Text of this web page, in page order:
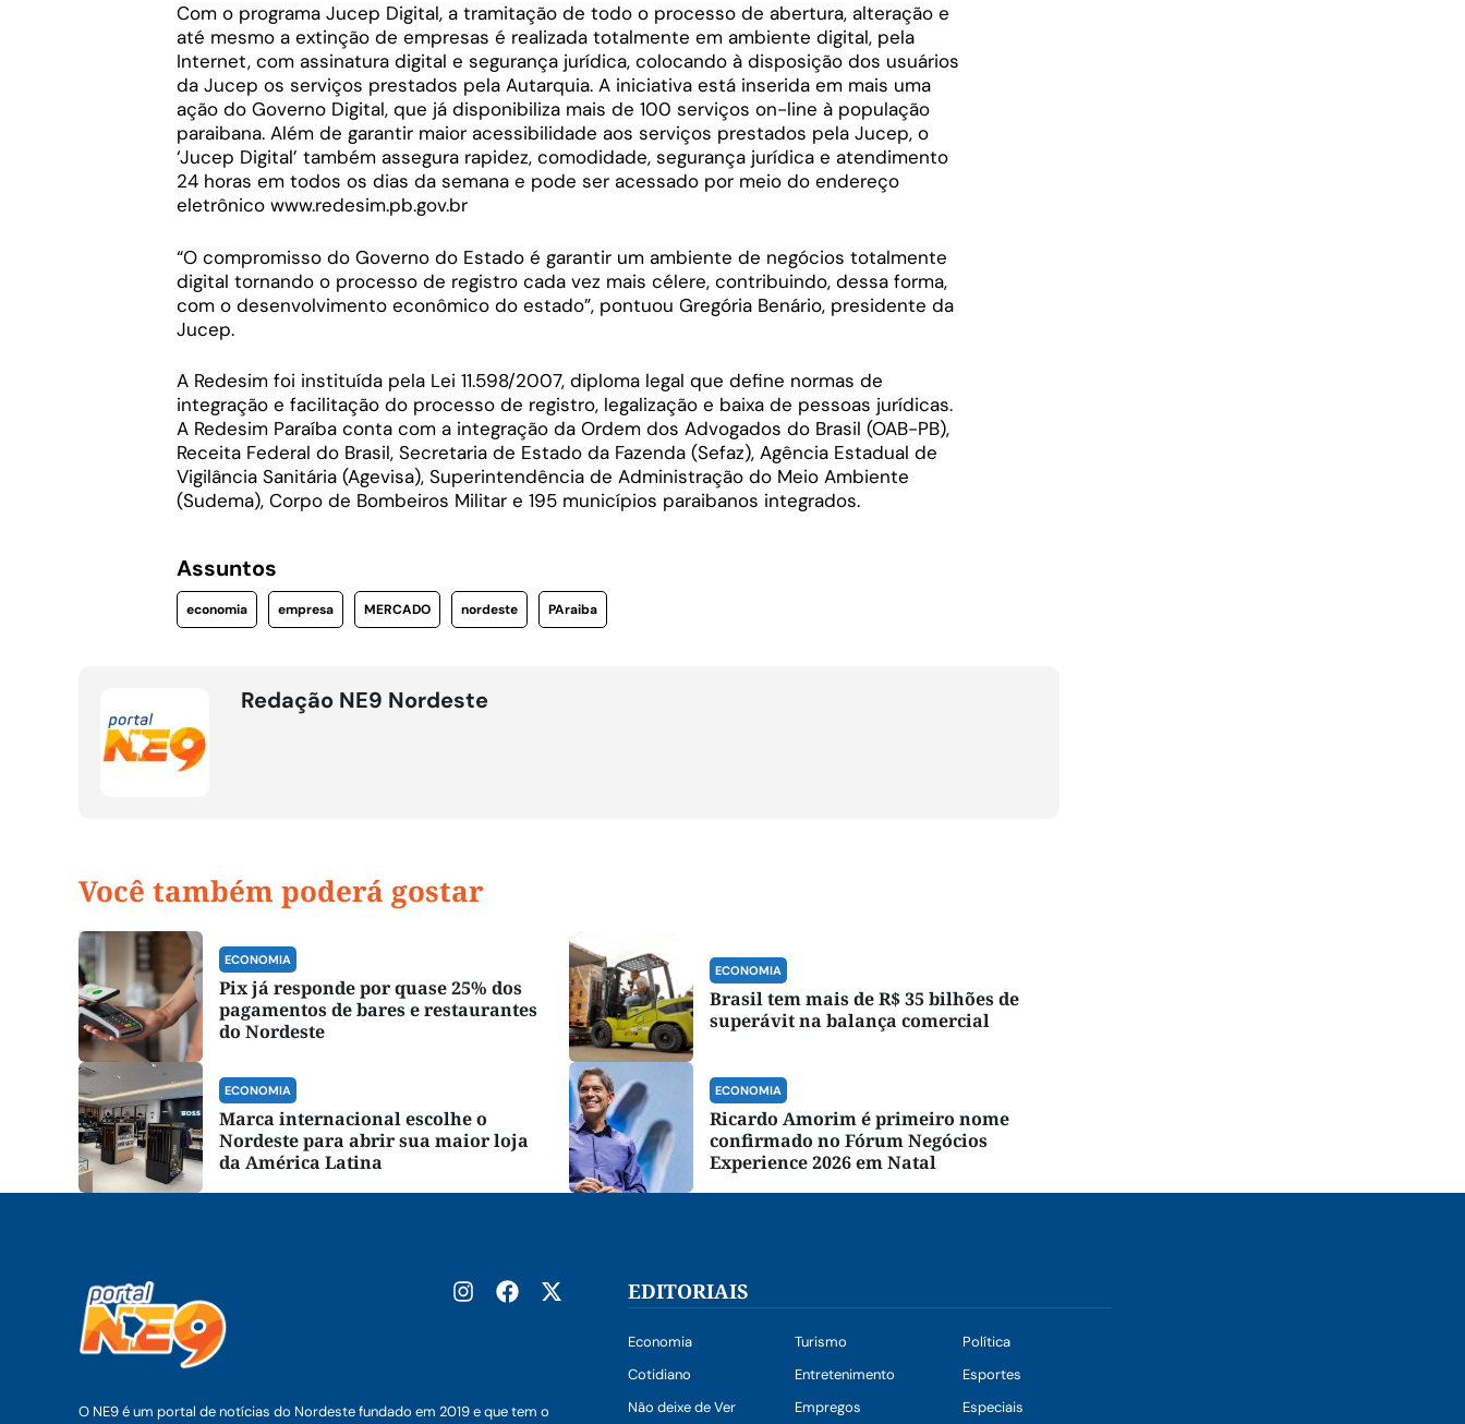
Com o programa Jucep Digital, a tramitação de todo o processo de abertura, alteração e
até mesmo a extinção de empresas é realizada totalmente em ambiente digital, pela
Internet, com assinatura digital e segurança jurídica, colocando à disposição dos usuários
da Jucep os serviços prestados pela Autarquia. A iniciativa está inserida em mais uma
ação do Governo Digital, que já disponibiliza mais de 100 serviços on-line à população
paraibana. Além de garantir maior acessibilidade aos serviços prestados pela Jucep, o
‘Jucep Digital’ também assegura rapidez, comodidade, segurança jurídica e atendimento
24 horas em todos os dias da semana e pode ser acessado por meio do endereço
eletrônico www.redesim.pb.gov.br
“O compromisso do Governo do Estado é garantir um ambiente de negócios totalmente
digital tornando o processo de registro cada vez mais célere, contribuindo, dessa forma,
com o desenvolvimento econômico do estado”, pontuou Gregória Benário, presidente da
Jucep.
A Redesim foi instituída pela Lei 11.598/2007, diploma legal que define normas de
integração e facilitação do processo de registro, legalização e baixa de pessoas jurídicas.
A Redesim Paraíba conta com a integração da Ordem dos Advogados do Brasil (OAB-PB),
Receita Federal do Brasil, Secretaria de Estado da Fazenda (Sefaz), Agência Estadual de
Vigilância Sanitária (Agevisa), Superintendência de Administração do Meio Ambiente
(Sudema), Corpo de Bombeiros Militar e 195 municípios paraibanos integrados.
Assuntos
economia empresa MERCADO nordeste PAraiba
Redação NE9 Nordeste
Você também poderá gostar
ECONOMIA
Pix já responde por quase 25% dos
pagamentos de bares e restaurantes
do Nordeste
ECONOMIA
Brasil tem mais de R$ 35 bilhões de
superávit na balança comercial
ECONOMIA
Marca internacional escolhe o
Nordeste para abrir sua maior loja
da América Latina
ECONOMIA
Ricardo Amorim é primeiro nome
confirmado no Fórum Negócios
Experience 2026 em Natal
O NE9 é um portal de notícias do Nordeste fundado em 2019 e que tem o
EDITORIAIS
Economia Turismo
Política
Cotidiano
Entretenimento
Esportes
Não deixe de Ver
Empregos Especiais